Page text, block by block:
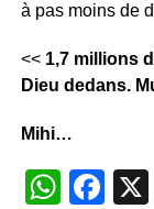
à pas moins de
<< 1,7 millions
Dieu dedans.
Mihi…